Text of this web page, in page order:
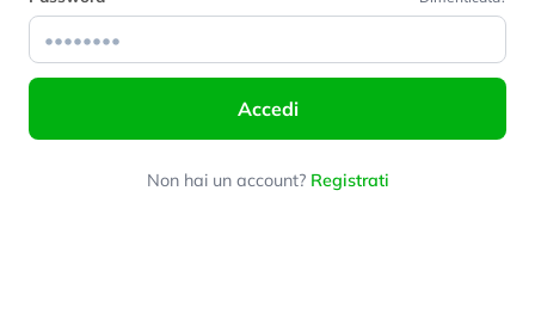
Accedi
Non hai un account? Registrati